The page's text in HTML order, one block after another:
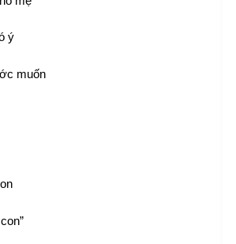
ý
muốn